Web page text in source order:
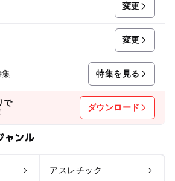
変更
変更
集 特集を見る
で
ダウンロード
ャンル
アスレチック